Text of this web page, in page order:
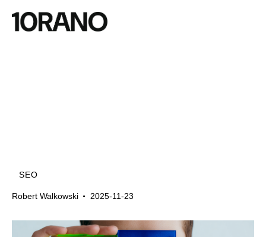
SEO
Robert Walkowski 2025-11-23